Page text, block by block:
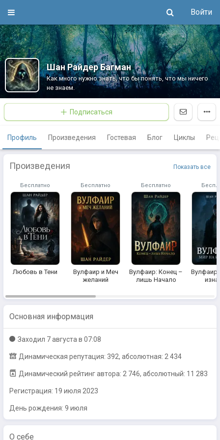
Войти
Шан Райдер Багман
Как много нужно знать, что бы понять, что мы ничего
не знаем.
Подписаться
Профиль Произведения Гостевая Блог Циклы
Произведения Показать все
Бесплатно
Любовь в Тени
Бесплатно
Вулфаир и Меч
желаний
Бесплатно
Вулфаир: Конец –
лишь Начало
Основная информация
Заходил 7 августа в 07:08
Динамическая репутация: 392, абсолютная: 2 434
Динамический рейтинг автора: 2 746, абсолютный: 11 283
Регистрация: 19 июля 2023
День рождения: 9 июля
О себе